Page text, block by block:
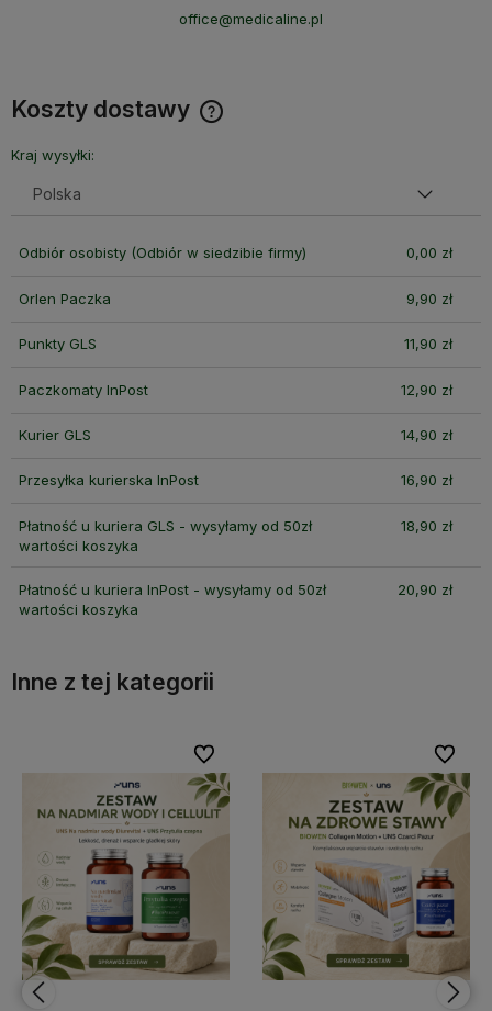
office@medicaline.pl
Koszty dostawy
Kraj wysyłki:
Odbiór osobisty(Odbiór w siedzibie firmy) 0,00 zł
Orlen Paczka 9,90 zł
Punkty GLS 11,90 zł
Paczkomaty InPost 12,90 zł
Kurier GLS 14,90 zł
Przesyłka kurierska InPost 16,90 zł
Płatność u kuriera GLS - wysyłamy od 50zł
wartości koszyka
18,90 zł
Płatność u kuriera InPost - wysyłamy od 50zł
wartości koszyka
20,90 zł
Inne z tej kategorii
Do ulubionych
Do ulubionych Do
Do